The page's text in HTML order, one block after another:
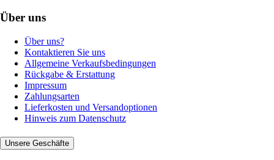
Über uns
Über uns?
Kontaktieren Sie uns
Allgemeine Verkaufsbedingungen
Rückgabe & Erstattung
Impressum
Zahlungsarten
Lieferkosten und Versandoptionen
Hinweis zum Datenschutz
Unsere Geschäfte